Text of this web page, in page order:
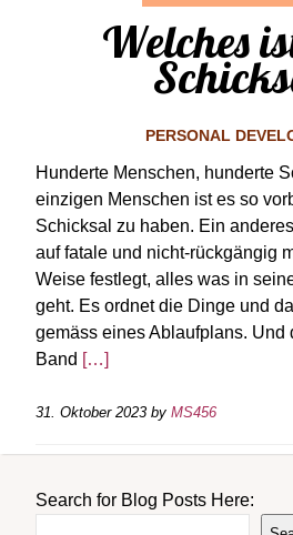
Welches
PERSONAL
Hunderte Menschen, hunderte
einzigen Menschen ist es so
Schicksal zu haben. Ein
auf fatale und nicht-rückgängig
Weise festlegt, alles was in
geht. Es ordnet die Dinge und
gemäss eines Ablaufplans.
Band […]
31. Oktober 2023 by MS456
Search for Blog Posts Here: